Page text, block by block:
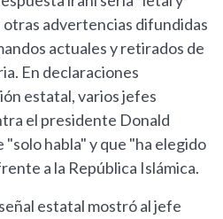
otras advertencias difundidas
actuales y retirados de
En declaraciones
estatal, varios jefes
el presidente Donald
habla" y que "ha elegido
a la República Islámica.
estatal mostró al jefe